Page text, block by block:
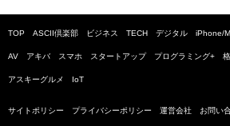
TOP ASCII倶楽部 ビジネス TECH デジタル iPhone/
AV アキバ スマホ スタートアップ プログラミング+
アスキーグルメ IoT
サイトポリシー プライバシーポリシー 運営会社 お問い